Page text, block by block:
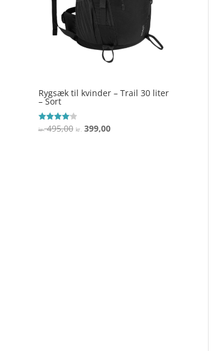
Rygsæk til kvinder – Trail 30 liter
– Sort
Vurderet
4.1
kr.495,00 Den
kr.399,00Den